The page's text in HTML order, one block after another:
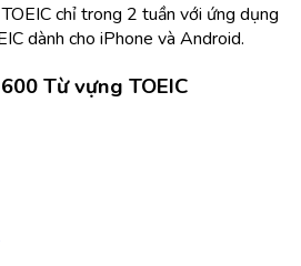
chỉ trong 2 tuần với ứng dụng
dành cho iPhone và Android.
Từ vựng TOEIC